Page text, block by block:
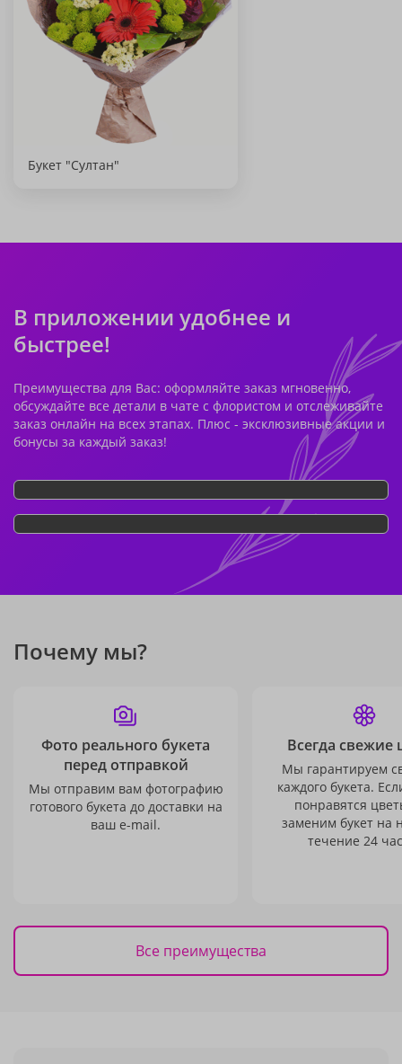
Букет "Султан"
В приложении удобнее и
быстрее!
Преимущества для Вас: оформляйте заказ мгновенно,
обсуждайте все детали в чате с флористом и отслеживайте
заказ онлайн на всех этапах. Плюс - эксклюзивные акции и
бонусы за каждый заказ!
Почему мы?
Фото реального букета
перед отправкой
Мы отправим вам фотографию
готового букета до доставки на
ваш e-mail.
Всегда свежие
Мы гарантируем
каждого букета.
понравятся
заменим букет на
течение 24
Все преимущества